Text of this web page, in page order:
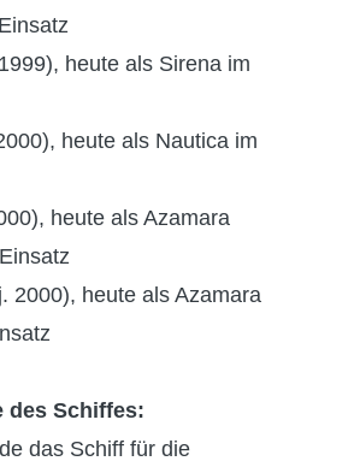
heute als Sirena im
heute als Nautica im
heute als Azamara
2000), heute als Azamara
des Schiffes:
das Schiff für die